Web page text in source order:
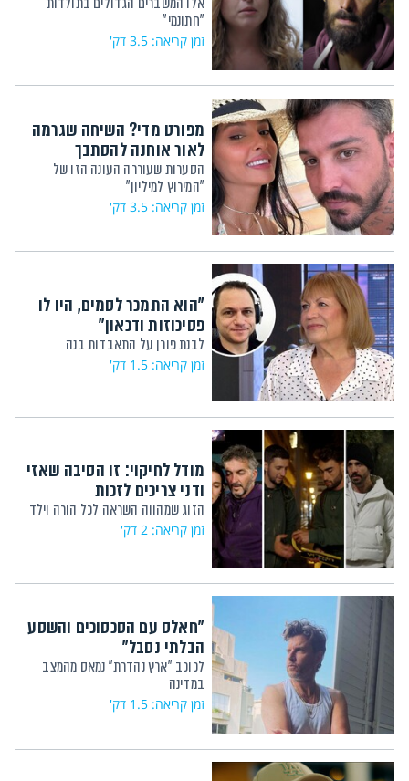
"חתונמי"
זמן קריאה: 3.5 דק'
מפורט מדי? השיחה שגרמה
לאור אוחנה להסתבך
הסערות שעוררה העונה הזו של
"המירוץ למיליון"
זמן קריאה: 3.5 דק'
"הוא התמכר לסמים, היו לו
פסיכוזות ודכאון"
לבנת פורן על התאבדות בנה
זמן קריאה: 1.5 דק'
מודל לחיקוי: זו הסיבה שאזי
ודני צריכים לזכות
הזוג שמהווה השראה לכל הורה וילד
זמן קריאה: 2 דק'
"חאלס עם הסכסוכים והשסע
הבלתי נסבל"
לכוכב "ארץ נהדרת" נמאס מהמצב
במדינה
זמן קריאה: 1.5 דק'